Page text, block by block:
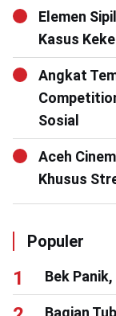
Elemen
Kasus
Angkat
Sosial
Aceh
Khusus
Populer
Bek
Bagian